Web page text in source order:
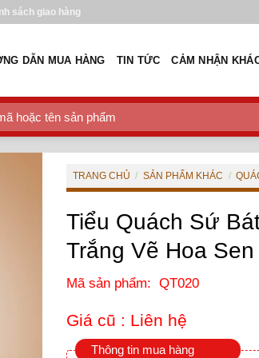
sách giao hàng
DẪN MUA HÀNG TIN TỨC CẢM NHẬN
TRANG CHỦ / SẢN PHẨM KHÁC /
Tiểu Quách Sứ
Trắng Vẽ Hoa
Mã sản phẩm: QT020
Giá cũ : Liên hệ
Thông tin mua hàng